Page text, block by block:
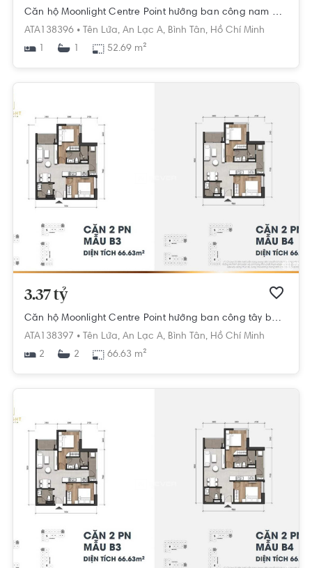
Căn hộ Moonlight Centre Point hướng ban công nam nội thất cơ bản diện tích 52.69m²
ATA138396 •
Tên Lửa, An Lạc A, Bình Tân, Hồ Chí Minh
1 52.69 m²
3.37 tỷ
Căn hộ Moonlight Centre Point hướng ban công tây bắc nội thất cơ bản diện tích 66.63m²
ATA138397 • Tên Lửa, An Lạc A, Bình Tân, Hồ Chí Minh
2
2 66.63 m²